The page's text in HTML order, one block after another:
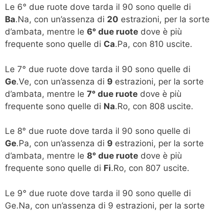
Le 6° due ruote dove tarda il 90 sono quelle di
Ba.Na, con un’assenza di 20 estrazioni, per la sorte
d’ambata, mentre le 6° due ruote dove è più
frequente sono quelle di Ca.Pa, con 810 uscite.
Le 7° due ruote dove tarda il 90 sono quelle di
Ge.Ve, con un’assenza di 9 estrazioni, per la sorte
d’ambata, mentre le 7° due ruote dove è più
frequente sono quelle di Na.Ro, con 808 uscite.
Le 8° due ruote dove tarda il 90 sono quelle di
Ge.Pa, con un’assenza di 9 estrazioni, per la sorte
d’ambata, mentre le 8° due ruote dove è più
frequente sono quelle di Fi.Ro, con 807 uscite.
Le 9° due ruote dove tarda il 90 sono quelle di
Ge.Na, con un’assenza di 9 estrazioni, per la sorte